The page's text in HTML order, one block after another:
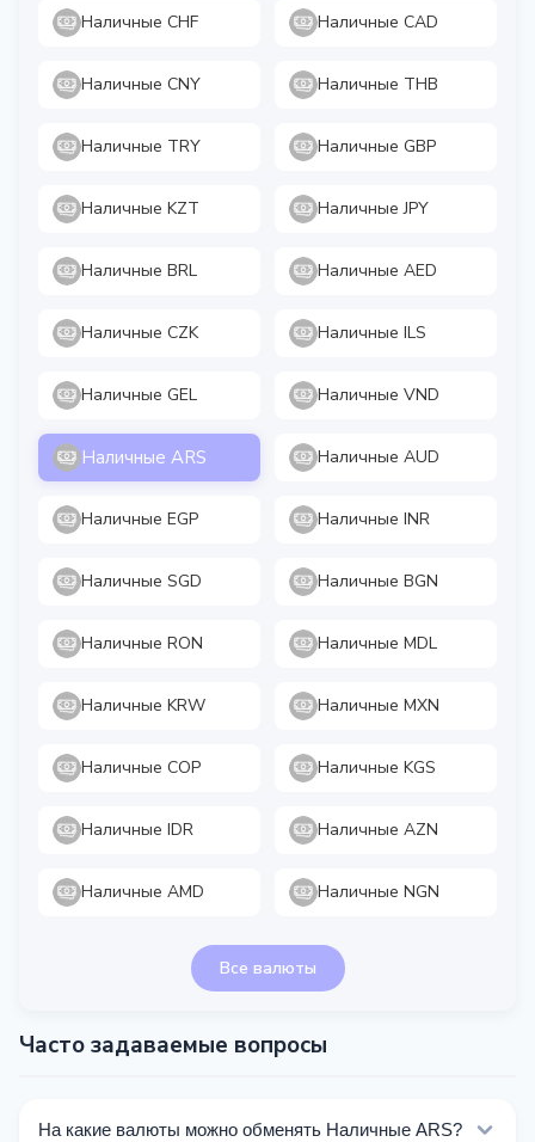
Наличные CHF Наличные CAD
Наличные CNY Наличные THB
Наличные TRY Наличные GBP
Наличные KZT Наличные JPY
Наличные BRL Наличные AED
Наличные CZK Наличные ILS
Наличные GEL Наличные VND
Наличные ARS Наличные AUD
Наличные EGP Наличные INR
Наличные SGD Наличные BGN
Наличные RON Наличные MDL
Наличные KRW Наличные MXN
Наличные COP Наличные KGS
Наличные IDR Наличные AZN
Наличные AMD Наличные NGN
Все валюты
Часто задаваемые вопросы
На какие валюты можно обменять Наличные ARS?